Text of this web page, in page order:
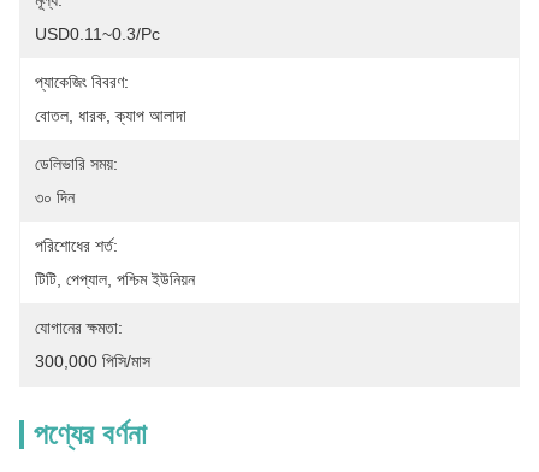
USD0.11~0.3/pc
প্যাকেজিং বিবরণ:
বোতল, ধারক, ক্যাপ আলাদা
ডেলিভারি সময়:
৩০ দিন
পরিশোধের শর্ত:
টিটি, পেপ্যাল, পশ্চিম ইউনিয়ন
যোগানের ক্ষমতা:
300,000 পিসি/মাস
পণ্যের বর্ণনা